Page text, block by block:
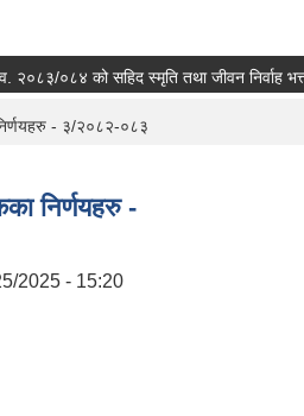
०८४ को सहिद स्मृति तथा जीवन निर्वाह भत्ता
- ३/२०८२-०८३
निर्णयहरु -
2025 - 15:20